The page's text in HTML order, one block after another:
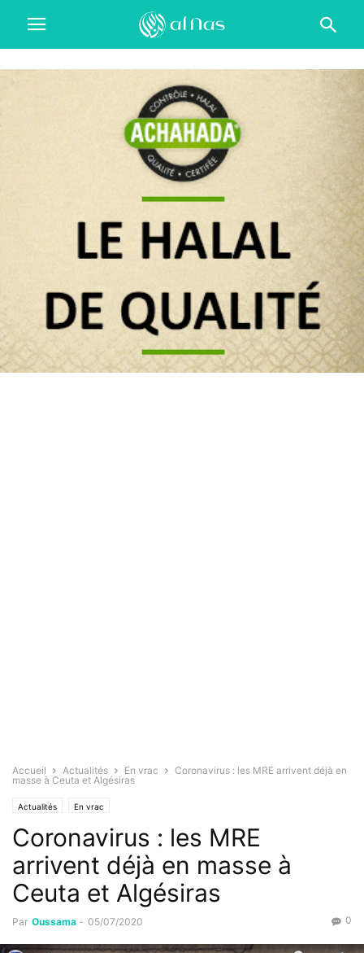
Accueil Actualités En vrac
Coronavirus : les MRE arrivent déjà en
masse à Ceuta et Algésiras
Actualités En vrac
Coronavirus : les MRE
arrivent déjà en masse à
Ceuta et Algésiras
Par Oussama - 05/07/2020 0